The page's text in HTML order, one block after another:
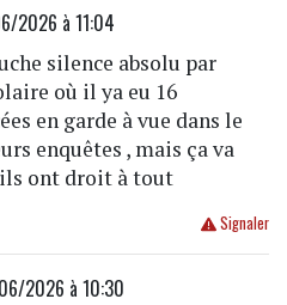
2026 à 11:04
silence absolu par
où il ya eu 16
en garde à vue dans le
enquêtes , mais ça va
ils ont droit à tout
Signaler
2026 à 10:30